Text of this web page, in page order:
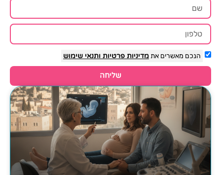
הנכם מאשרים אתמדיניות פרטיות ותנאי שימוש
שליחה